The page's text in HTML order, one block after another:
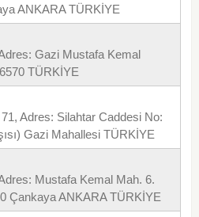
ANKARA TÜRKİYE
Gazi Mustafa Kemal
TÜRKİYE
Adres: Silahtar Caddesi No:
Gazi Mahallesi TÜRKİYE
Mustafa Kemal Mah. 6.
Çankaya ANKARA TÜRKİYE